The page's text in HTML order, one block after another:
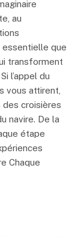
au
que
transforment
l’appel du
vous attirent,
des croisières
navire. De la
étape
Chaque